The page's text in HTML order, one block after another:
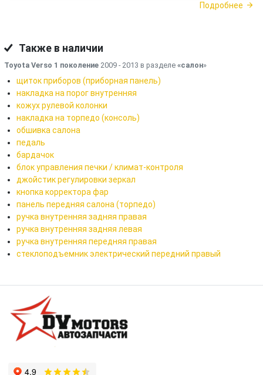
Подробнее
Также в наличии
Toyota Verso 1 поколение 2009 - 2013 в разделе «салон»
щиток приборов (приборная панель)
накладка на порог внутренняя
кожух рулевой колонки
накладка на торпедо (консоль)
обшивка салона
педаль
бардачок
блок управления печки / климат-контроля
джойстик регулировки зеркал
кнопка корректора фар
панель передняя салона (торпедо)
ручка внутренняя задняя правая
ручка внутренняя задняя левая
ручка внутренняя передняя правая
стеклоподъемник электрический передний правый